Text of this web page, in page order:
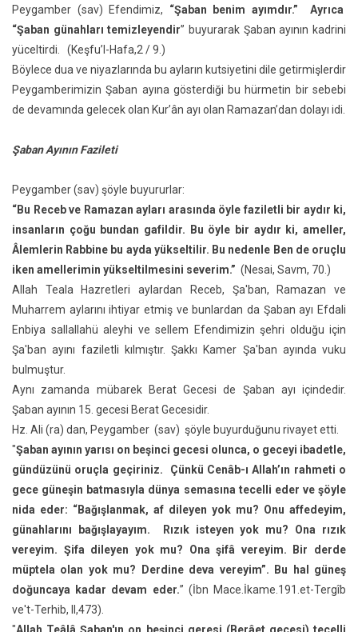
Peygamber (sav) Efendimiz, “Şaban benim ayımdır.” Ayrıca
“Şaban günahları temizleyendir” buyurarak Şaban ayının kadrini
yüceltirdi. (Keşfu’l-Hafa,2 / 9.)
Böylece dua ve niyazlarında bu ayların kutsiyetini dile getirmişlerdir
Peygamberimizin Şaban ayına gösterdiği bu hürmetin bir sebebi
de devamında gelecek olan Kur’ân ayı olan Ramazan’dan dolayı idi.
Şaban Ayının Fazileti
Peygamber (sav) şöyle buyururlar:
“Bu Receb ve Ramazan ayları arasında öyle faziletli bir aydır ki,
insanların çoğu bundan gafildir. Bu öyle bir aydır ki, ameller,
Âlemlerin Rabbine bu ayda yükseltilir. Bu nedenle Ben de oruçlu
iken amellerimin yükseltilmesini severim.” (Nesai, Savm, 70.)
Allah Teala Hazretleri aylardan Receb, Şa'ban, Ramazan ve
Muharrem aylarını ihtiyar etmiş ve bunlardan da Şaban ayı Efdali
Enbiya sallallahü aleyhi ve sellem Efendimizin şehri olduğu için
Şa'ban ayını faziletli kılmıştır. Şakkı Kamer Şa'ban ayında vuku
bulmuştur.
Aynı zamanda mübarek Berat Gecesi de Şaban ayı içindedir.
Şaban ayının 15. gecesi Berat Gecesidir.
Hz. Ali (ra) dan, Peygamber (sav) şöyle buyurduğunu rivayet etti.
"Şaban ayının yarısı on beşinci gecesi olunca, o geceyi ibadetle,
gündüzünü oruçla geçiriniz. Çünkü Cenâb-ı Allah’ın rahmeti o
gece güneşin batmasıyla dünya semasına tecelli eder ve şöyle
nida eder: “Bağışlanmak, af dileyen yok mu? Onu affedeyim,
günahlarını bağışlayayım. Rızık isteyen yok mu? Ona rızık
vereyim. Şifa dileyen yok mu? Ona şifâ vereyim. Bir derde
müptela olan yok mu? Derdine deva vereyim”. Bu hal güneş
doğuncaya kadar devam eder.” (İbn Mace.İkame.191.et-Tergîb
ve't-Terhib, II,473).